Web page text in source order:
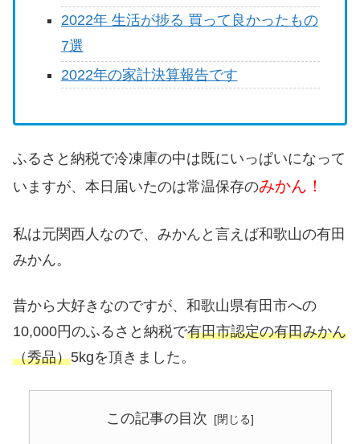
2022年 生活が捗る 買って良かったもの
7選
2022年の家計決算報告です
ふるさと納税で冷凍庫の中は既にいっぱいになって
いますが、本日届いたのは常温保存のみかん！
私は元関西人なので、みかんと言えば和歌山の有田
みかん。
昔から大好きなのですが、和歌山県有田市への
10,000円のふるさと納税で有田市認定の有田みかん
（秀品）5kgを頂きました。
この記事の目次